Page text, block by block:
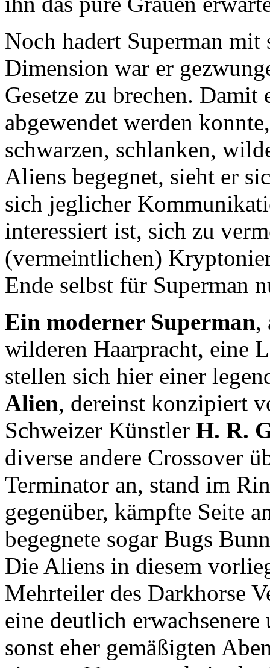
Noch hadert Superman
Dimension war er
Gesetze zu brechen.
abgewendet werden
schwarzen, schlanken,
Aliens begegnet, sieht er
sich jeglicher
interessiert ist, sich zu
(vermeintlichen)
Ende selbst für Superman
Ein moderner Superman,
wilderen Haarpracht, eine
stellen sich hier einer
Alien, dereinst konzipiert
Schweizer Künstler H. R.
diverse andere Crossover
Terminator an, stand im
gegenüber, kämpfte Seite
begegnete sogar Bugs
Die Aliens in diesem
Mehrteiler des Darkhorse
eine deutlich
sonst eher gemäßigten